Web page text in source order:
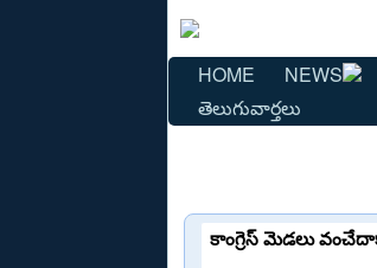
HOME NEWS
తెలుగువార్తలు
కాంగ్రెస్ మెడలు